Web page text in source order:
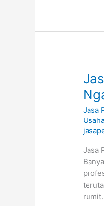
Jasa
Usaha
Jasa
Jasa
Firma
untuk
Bisnis
Anda
Ngawi